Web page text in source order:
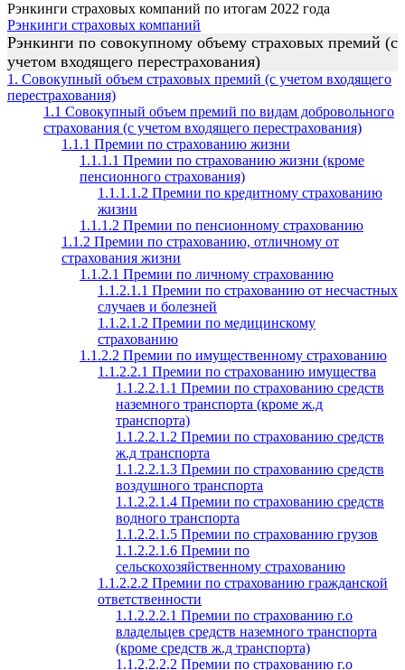
Рэнкинги страховых компаний по итогам 2022 года
Рэнкинги страховых компаний
Рэнкинги по совокупному объему страховых премий (с
учетом входящего перестрахования)
1. Совокупный объем страховых премий (с учетом входящего
перестрахования)
1.1 Совокупный объем премий по видам добровольного
страхования (с учетом входящего перестрахования)
1.1.1 Премии по страхованию жизни
1.1.1.1 Премии по страхованию жизни (кроме
пенсионного страхования)
1.1.1.1.2 Премии по кредитному страхованию
жизни
1.1.1.2 Премии по пенсионному страхованию
1.1.2 Премии по страхованию, отличному от
страхования жизни
1.1.2.1 Премии по личному страхованию
1.1.2.1.1 Премии по страхованию от несчастных
случаев и болезней
1.1.2.1.2 Премии по медицинскому
страхованию
1.1.2.2 Премии по имущественному страхованию
1.1.2.2.1 Премии по страхованию имущества
1.1.2.2.1.1 Премии по страхованию средств
наземного транспорта (кроме ж.д
транспорта)
1.1.2.2.1.2 Премии по страхованию средств
ж.д транспорта
1.1.2.2.1.3 Премии по страхованию средств
воздушного транспорта
1.1.2.2.1.4 Премии по страхованию средств
водного транспорта
1.1.2.2.1.5 Премии по страхованию грузов
1.1.2.2.1.6 Премии по
сельскохозяйственному страхованию
1.1.2.2.2 Премии по страхованию гражданской
ответственности
1.1.2.2.2.1 Премии по страхованию г.о
владельцев средств наземного транспорта
(кроме средств ж.д транспорта)
1.1.2.2.2.2 Премии по страхованию г.о